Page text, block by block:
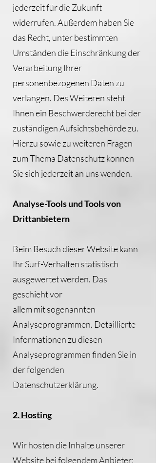
jederzeit für die Zukunft
widerrufen. Außerdem haben Sie
das Recht, unter bestimmten
Umständen die Einschränkung der
Verarbeitung Ihrer
personenbezogenen Daten zu
verlangen. Des Weiteren steht
Ihnen ein Beschwerderecht bei der
zuständigen Aufsichtsbehörde zu.
Hierzu sowie zu weiteren Fragen
zum Thema Datenschutz können
Sie sich jederzeit an uns wenden.
Analyse-Tools und Tools von
Drittanbietern
Beim Besuch dieser Website kann
Ihr Surf-Verhalten statistisch
ausgewertet werden. Das
geschieht vor
allem mit sogenannten
Analyseprogrammen. Detaillierte
Informationen zu diesen
Analyseprogrammen finden Sie in
der folgenden
Datenschutzerklärung.
2. Hosting
Wir hosten die Inhalte unserer
Website bei folgendem Anbieter: